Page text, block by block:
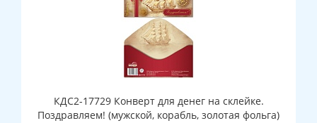
КДС2-17729 Конверт для денег на склейке.
Поздравляем! (мужской, корабль, золотая фольга)